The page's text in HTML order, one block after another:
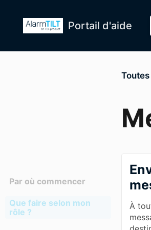
Portail d'aide
Par où commencer
Que faire selon mon
rôle ?
À